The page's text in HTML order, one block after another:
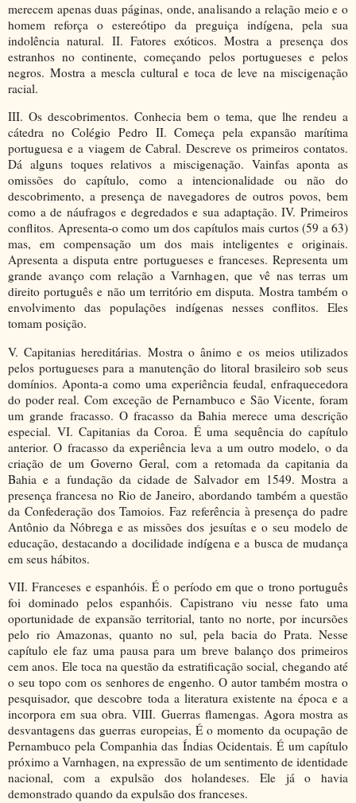
merecem apenas duas páginas, onde, analisando a relação meio e o
homem reforça o estereótipo da preguiça indígena, pela sua
indolência natural. II. Fatores exóticos. Mostra a presença dos
estranhos no continente, começando pelos portugueses e pelos
negros. Mostra a mescla cultural e toca de leve na miscigenação
racial.
III. Os descobrimentos. Conhecia bem o tema, que lhe rendeu a
cátedra no Colégio Pedro II. Começa pela expansão marítima
portuguesa e a viagem de Cabral. Descreve os primeiros contatos.
Dá alguns toques relativos a miscigenação. Vainfas aponta as
omissões do capítulo, como a intencionalidade ou não do
descobrimento, a presença de navegadores de outros povos, bem
como a de náufragos e degredados e sua adaptação. IV. Primeiros
conflitos. Apresenta-o como um dos capítulos mais curtos (59 a 63)
mas, em compensação um dos mais inteligentes e originais.
Apresenta a disputa entre portugueses e franceses. Representa um
grande avanço com relação a Varnhagen, que vê nas terras um
direito português e não um território em disputa. Mostra também o
envolvimento das populações indígenas nesses conflitos. Eles
tomam posição.
V. Capitanias hereditárias. Mostra o ânimo e os meios utilizados
pelos portugueses para a manutenção do litoral brasileiro sob seus
domínios. Aponta-a como uma experiência feudal, enfraquecedora
do poder real. Com exceção de Pernambuco e São Vicente, foram
um grande fracasso. O fracasso da Bahia merece uma descrição
especial. VI. Capitanias da Coroa. É uma sequência do capítulo
anterior. O fracasso da experiência leva a um outro modelo, o da
criação de um Governo Geral, com a retomada da capitania da
Bahia e a fundação da cidade de Salvador em 1549. Mostra a
presença francesa no Rio de Janeiro, abordando também a questão
da Confederação dos Tamoios. Faz referência à presença do padre
Antônio da Nóbrega e as missões dos jesuítas e o seu modelo de
educação, destacando a docilidade indígena e a busca de mudança
em seus hábitos.
VII. Franceses e espanhóis. É o período em que o trono português
foi dominado pelos espanhóis. Capistrano viu nesse fato uma
oportunidade de expansão territorial, tanto no norte, por incursões
pelo rio Amazonas, quanto no sul, pela bacia do Prata. Nesse
capítulo ele faz uma pausa para um breve balanço dos primeiros
cem anos. Ele toca na questão da estratificação social, chegando até
o seu topo com os senhores de engenho. O autor também mostra o
pesquisador, que descobre toda a literatura existente na época e a
incorpora em sua obra. VIII. Guerras flamengas. Agora mostra as
desvantagens das guerras europeias, É o momento da ocupação de
Pernambuco pela Companhia das Índias Ocidentais. É um capítulo
próximo a Varnhagen, na expressão de um sentimento de identidade
nacional, com a expulsão dos holandeses. Ele já o havia
demonstrado quando da expulsão dos franceses.